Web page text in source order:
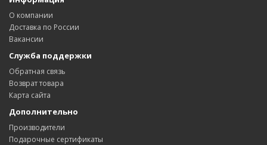
О компании
Доставка по России
Вакансии
Служба поддержки
Обратная связь
Возврат товара
Карта сайта
Дополнительно
Производители
Подарочные сертификаты